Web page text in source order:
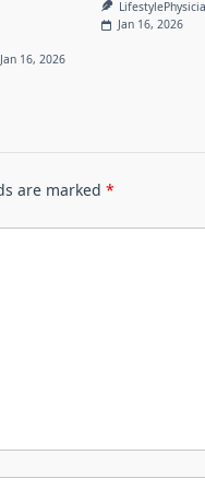
Jan 16, 2026
Jan 16, 2026
are marked *